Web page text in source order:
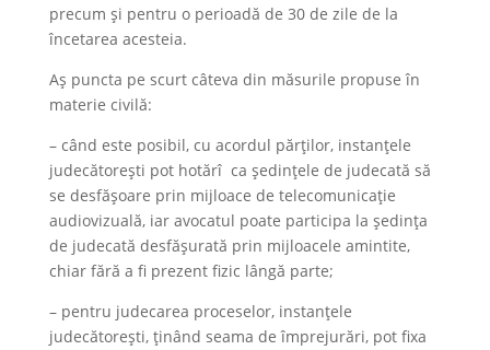
precum și pentru o perioadă de 30 de zile de la
încetarea acesteia.
Aș puncta pe scurt câteva din măsurile propuse în
materie civilă:
– când este posibil, cu acordul părților, instanțele
judecătorești pot hotărî ca ședințele de judecată să
se desfășoare prin mijloace de telecomunicație
audiovizuală, iar avocatul poate participa la ședința
de judecată desfășurată prin mijloacele amintite,
chiar fără a fi prezent fizic lângă parte;
– pentru judecarea proceselor, instanțele
judecătorești, ținând seama de împrejurări, pot fixa